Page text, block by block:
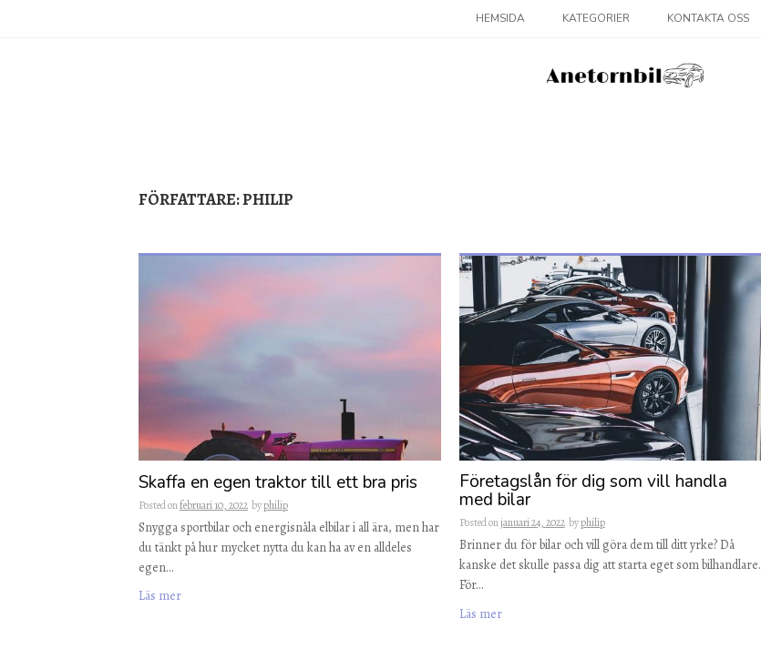
HEMSIDA KATEGORIER KONTAKTA OSS
FÖRFATTARE:PHILIP
Skaffa en egen traktor till ett bra pris
Posted onfebruari 10, 2022 byphilip
Snygga sportbilar och energisnåla elbilar i all ära, men har
du tänkt på hur mycket nytta du kan ha av en alldeles
egen…
Läs mer
Företagslån för dig som vill handla
med bilar
Posted onjanuari 24, 2022 byphilip
Brinner du för bilar och vill göra dem till ditt yrke? Då
kanske det skulle passa dig att starta eget som bilhandlare.
För…
Läs mer